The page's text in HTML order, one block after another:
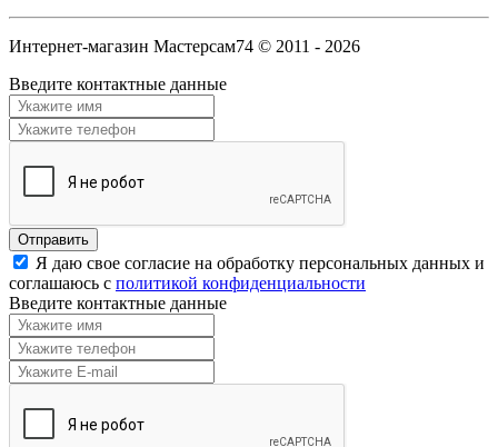
Интернет-магазин Мастерсам74 © 2011 - 2026
Введите контактные данные
Я даю свое согласие на обработку персональных данных и
соглашаюсь с политикой конфиденциальности
Введите контактные данные